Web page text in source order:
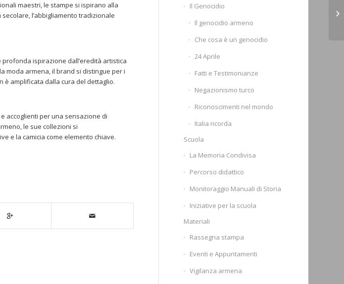
maestri, le stampe si ispirano alla
l’abbigliamento tradizionale
ispirazione dall’eredità artistica
moda armena, il brand si distingue per i
è amplificata dalla cura del dettaglio.
accoglienti per una sensazione di
le sue collezioni si
e la camicia come elemento chiave.
Il Genocidio
Il genocidio armeno
Che cosa è un genocidio
24 Aprile
Fatti e Testimonianze
Negazionismo turco
Riconoscimenti nel mondo
Italia ricorda
Scuola
La Memoria Condivisa
Percorso didattico
Monitoraggio Manuali di Storia
Iniziative per la scuola
Materiali
Rassegna stampa
Eventi e Appuntamenti
Vigilanza armena